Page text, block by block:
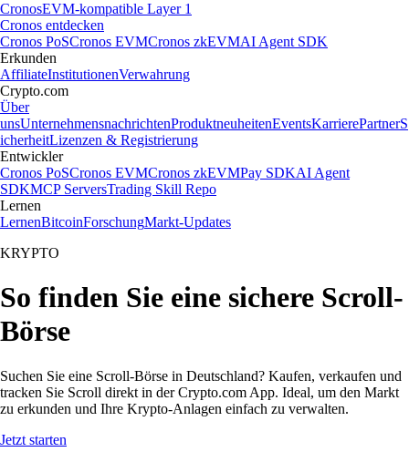
CronosEVM-kompatible Layer 1
Cronos entdecken
Cronos PoSCronos EVMCronos zkEVMAI Agent SDK
Erkunden
AffiliateInstitutionenVerwahrung
Crypto.com
Über
unsUnternehmensnachrichtenProduktneuheitenEventsKarrierePartnerS
icherheitLizenzen & Registrierung
Entwickler
Cronos PoSCronos EVMCronos zkEVMPay SDKAI Agent
SDKMCP ServersTrading Skill Repo
Lernen
LernenBitcoinForschungMarkt-Updates
KRYPTO
So finden Sie eine sichere Scroll-
Börse
Suchen Sie eine Scroll-Börse in Deutschland? Kaufen, verkaufen und
tracken Sie Scroll direkt in der Crypto.com App. Ideal, um den Markt
zu erkunden und Ihre Krypto-Anlagen einfach zu verwalten.
Jetzt starten